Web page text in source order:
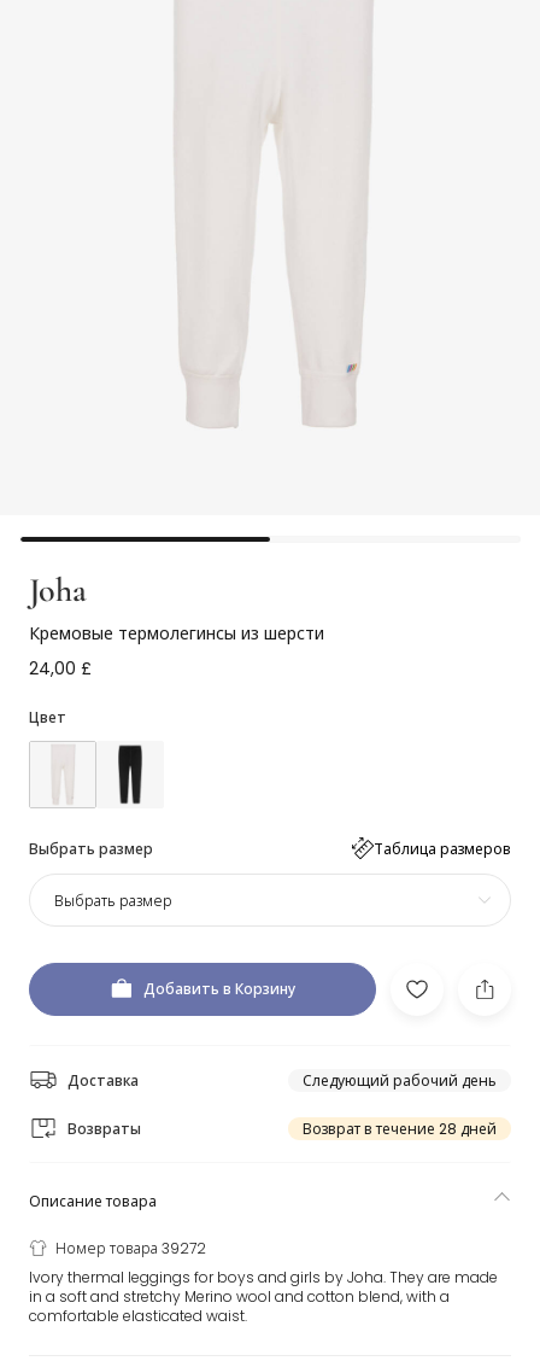
Joha
Кремовые термолегинсы из шерсти
24,00 £
Цвет
Выбрать размер Таблица размеров
Выбрать размер
Добавить в Корзину
Доставка Следующий рабочий день
Возвраты Возврат в течение 28 дней
Описание товара
Номер товара 39272
Ivory thermal leggings for boys and girls by Joha. They are made
in a soft and stretchy Merino wool and cotton blend, with a
comfortable elasticated waist.